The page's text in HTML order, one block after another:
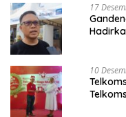
17
10